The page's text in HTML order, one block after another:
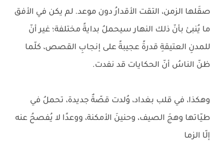
صقَلها الزمن، التقت الأقدارُ دون موعد. لم يكن في الأفق
ما يُنبئ بأنّ ذلك النهار سيحملُ بدايةً مختلفة؛ غير أنّ
للمدنِ العتيقةِ قدرةً عجيبةً على إنجابِ القصص، كلّما
ظنّ الناسُ أنّ الحكايات قد نفدت.
وهكذا، في قلب بغداد، وُلدت قصّةٌ جديدة، تحملُ في
طيّاتها وهجَ الصيف، وحنينَ الأمكنة، ووعدًا لا يُفصحُ عنه
إلّا الزما